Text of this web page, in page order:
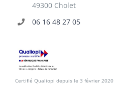
49300 Cholet
06 16 48 27 05
Certifié Qualiopi depuis le 3 février 2020